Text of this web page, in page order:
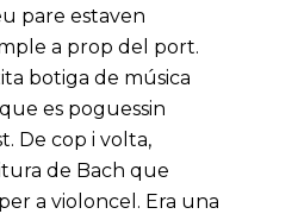
pare estaven
a prop del port.
botiga de música
es poguessin
De cop i volta,
de Bach que
a violoncel. Era una